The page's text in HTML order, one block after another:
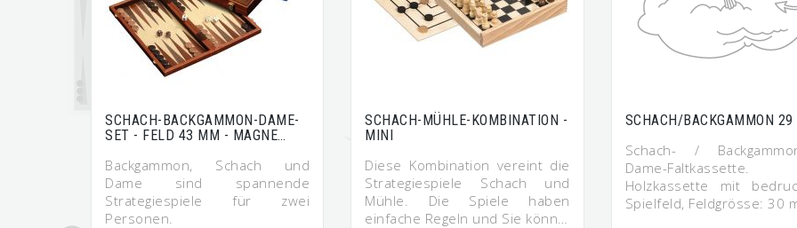
SCHACH-BACKGAMMON-DAME-
SET - FELD 43 MM - MAGNE…
Backgammon, Schach und
Dame sind spannende
Strategiespiele für zwei
Personen.
SCHACH-MÜHLE-KOMBINATION -
MINI
Diese Kombination vereint die
Strategiespiele Schach und
Mühle. Die Spiele haben
einfache Regeln und Sie könn…
SCHACH/BACKGAMMON
Schach- /
Dame-Faltkassette.
Holzkassette mit
Spielfeld, Feldgrösse: 30